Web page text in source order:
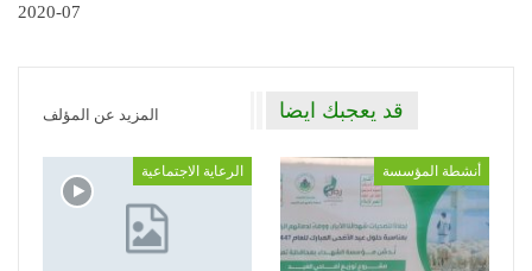
07-2020
قد يعجبك ايضا المزيد عن المؤلف
أنشطة المؤسسة الرعاية الاجتماعية